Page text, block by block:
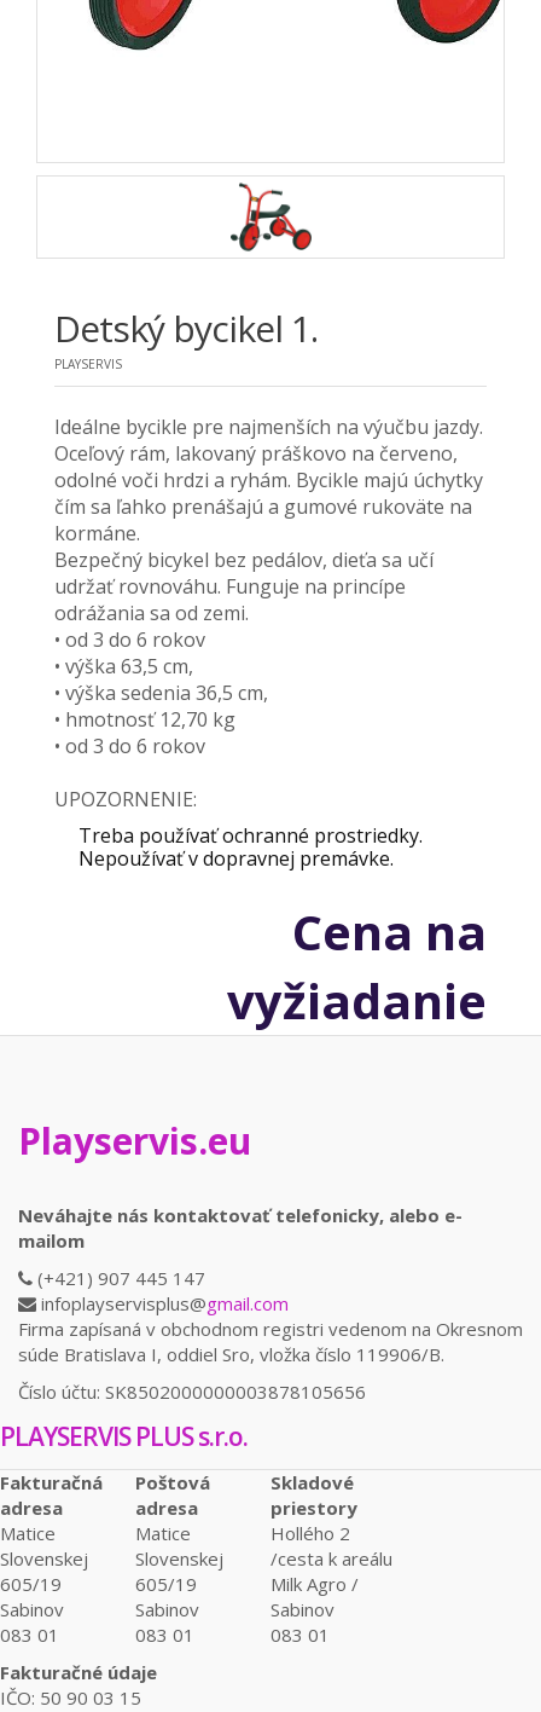
Detský bycikel 1.
PLAYSERVIS
Ideálne bycikle pre najmenších na výučbu jazdy.
Oceľový rám, lakovaný práškovo na červeno,
odolné voči hrdzi a ryhám. Bycikle majú úchytky
čím sa ľahko prenášajú a gumové rukoväte na
kormáne.
Bezpečný bicykel bez pedálov, dieťa sa učí
udržať rovnováhu. Funguje na princípe
odrážania sa od zemi.
• od 3 do 6 rokov
• výška 63,5 cm,
• výška sedenia 36,5 cm,
• hmotnosť 12,70 kg
• od 3 do 6 rokov
UPOZORNENIE:
Treba používať ochranné prostriedky.
Nepoužívať v dopravnej premávke.
Cena na
vyžiadanie
Playservis.eu
Neváhajte nás kontaktovať telefonicky, alebo e-
mailom
(+421) 907 445 147
infoplayservisplus@gmail.com
Firma zapísaná v obchodnom registri vedenom na Okresnom
súde Bratislava I, oddiel Sro, vložka číslo 119906/B.
Číslo účtu: SK8502000000003878105656
PLAYSERVIS PLUS s.r.o.
Fakturačná
adresa
Matice
Slovenskej
605/19
Sabinov
083 01
Poštová
adresa
Matice
Slovenskej
605/19
Sabinov
083 01
Skladové
priestory
Hollého 2
/cesta k areálu
Milk Agro /
Sabinov
083 01
Fakturačné údaje
IČO: 50 90 03 15